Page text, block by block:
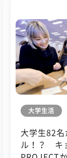
大学生活
大学生82名
ル！？ キ